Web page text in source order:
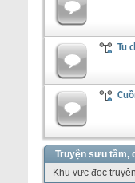
Tu
Truyện sưu tầm,
Khu vực đọc